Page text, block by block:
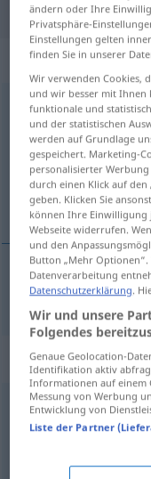
Übersetzung
Wohlwollen [ˈv-]n
Übersicht aller
(Für mehr Details die
welwillendheid
welwillendheid
Liebenswürdigkeit,
ändern oder Ihre
Privatsphäre-
Einstellungen gelten
finden Sie in unserer
Wir verwenden Cookies,
und wir besser mit Ihnen
funktionale und
und der statistischen
werden auf Grundlage
gespeichert. Marketing-
personalisierter
durch einen Klick auf
geben. Klicken Sie
können Ihre Einwilligung
Webseite widerrufen.
und den
Button „Mehr
Datenverarbeitung
Datenschutzerklärung.
Wir und unsere
Folgendes
Genaue Geolocation-
Identifikation aktiv
Informationen auf einem
Messung von Werbung
Entwicklung von
Liste der Partner